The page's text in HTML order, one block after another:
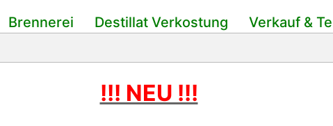
Brennerei Destillat Verkostung Verkauf &
!!! NEU !!!